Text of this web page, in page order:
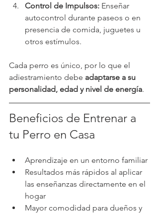
Control de Impulsos: Enseñar
autocontrol durante paseos o en
presencia de comida, juguetes u
otros estímulos.
Cada perro es único, por lo que el
adiestramiento debe adaptarse a su
personalidad, edad y nivel de energía.
Beneficios de Entrenar a
tu Perro en Casa
Aprendizaje en un entorno familiar
Resultados más rápidos al aplicar
las enseñanzas directamente en el
hogar
Mayor comodidad para dueños y